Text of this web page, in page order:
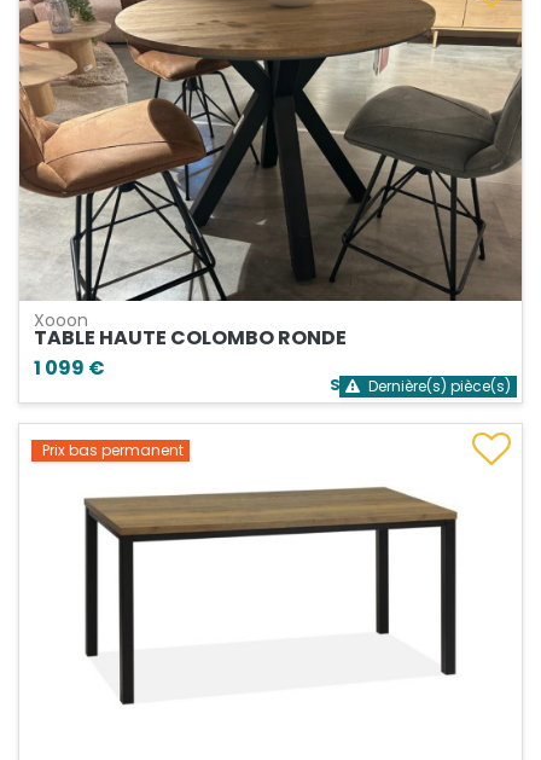
Xooon
TABLE HAUTE COLOMBO RONDE
1 099 €
Stock bientôt épuisé
Dernière(s) pièce(s)
Prix bas permanent